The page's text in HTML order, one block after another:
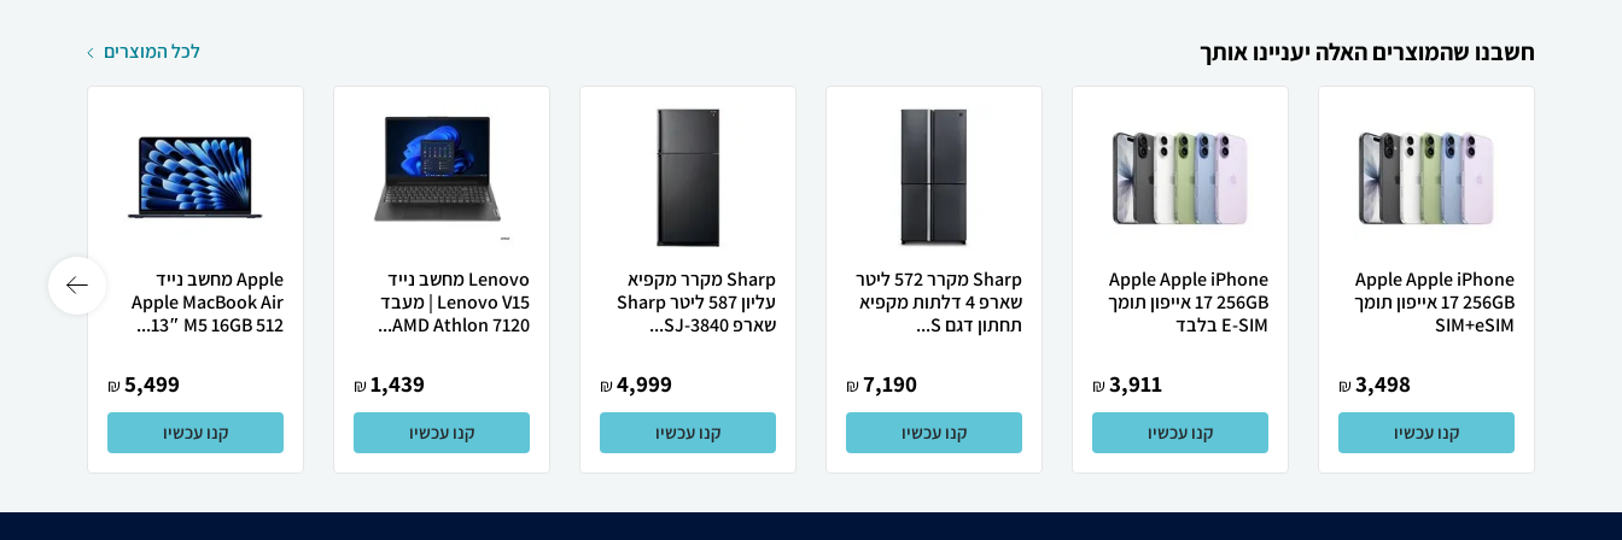
חשבנו שהמוצרים האלה יעניינו אותך לכל המוצרים
Apple Apple iPhone
17 256GB אייפון תומך
SIM+eSIM
3,498
₪
קנו עכשיו
Apple Apple iPhone
17 256GB אייפון תומך
E-SIM בלבד
3,911
₪
קנו עכשיו
Sharp מקרר 572 ליטר
שארפ 4 דלתות מקפיא
תחתון דגם S...
7,190
₪
קנו עכשיו
Sharp מקרר מקפיא
עליון 587 ליטר Sharp
שארפ SJ-3840...
4,999
₪
קנו עכשיו
Lenovo מחשב נייד
Lenovo V15 | מעבד
AMD Athlon 7120...
1,439
₪
קנו עכשיו
Apple מחשב נייד
Apple MacBook Air
13″ M5 ‎16GB 512...
5,499
₪
קנו עכשיו